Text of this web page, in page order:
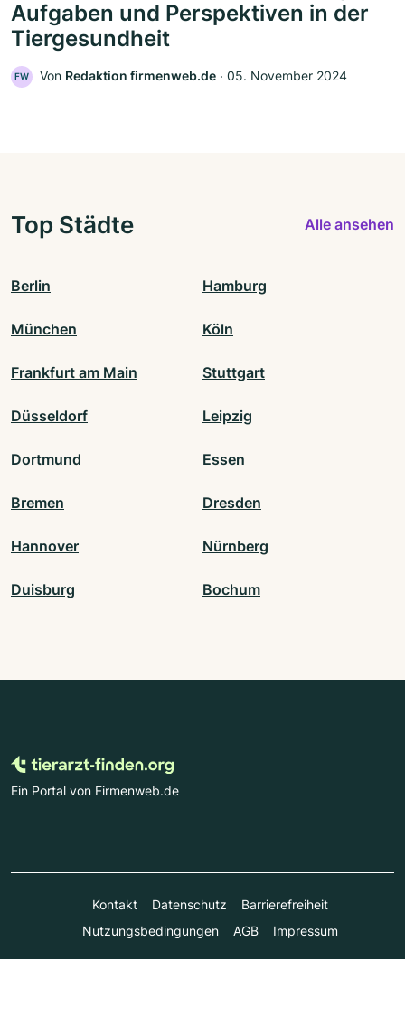
Aufgaben und Perspektiven in der
Tiergesundheit
FW Von Redaktion firmenweb.de ‧ 05. November 2024
Top Städte Alle ansehen
Berlin Hamburg
München Köln
Frankfurt am Main Stuttgart
Düsseldorf Leipzig
Dortmund Essen
Bremen Dresden
Hannover Nürnberg
Duisburg Bochum
Ein Portal von Firmenweb.de
Kontakt Datenschutz
Barrierefreiheit
Nutzungsbedingungen
AGB Impressum